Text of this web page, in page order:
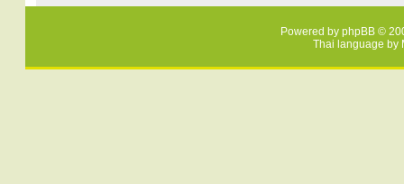
Powered by phpBB ©
Thai language by